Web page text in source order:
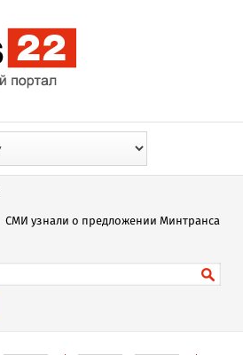
СМИ узнали о предложении Минтранса